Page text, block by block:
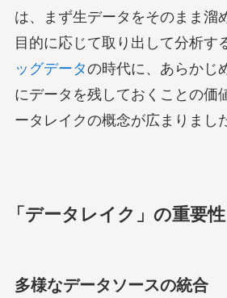
は、まず生データをそのまま溜
目的に応じて取り出して分析す
ッグデータの時代に、あらかじ
にデータを残しておくことの価
ータレイクの概念が広まりまし
「データレイク」の重要性
多様なデータソースの統合